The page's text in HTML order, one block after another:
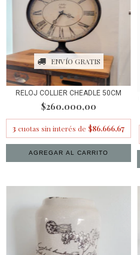
ENVÍO GRATIS
RELOJ COLLIER CHEADLE 50CM
$260.000,00
3 cuotas sin interés de $86.666,67